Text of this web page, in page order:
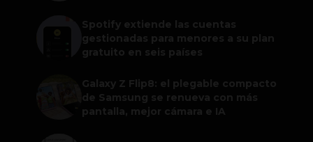
Spotify extiende las cuentas
gestionadas para menores a su plan
gratuito en seis países
Galaxy Z Flip8: el plegable compacto
de Samsung se renueva con más
pantalla, mejor cámara e IA